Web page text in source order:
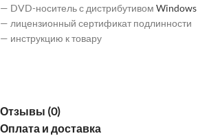
— DVD-носитель с дистрибутивом Windows
— лицензионный сертификат подлинности
— инструкцию к товару
Отзывы (0)
Оплата и доставка